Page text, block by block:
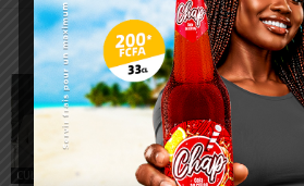
ARTICLES CONNEXES PLUS
CULTURE
CULTURE